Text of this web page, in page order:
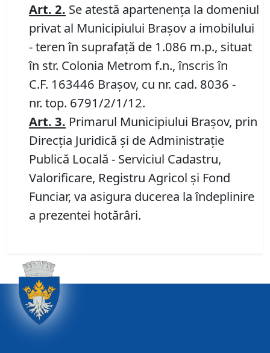
Art. 2. Se atestă apartenența la domeniul
privat al Municipiului Brașov a imobilului
- teren în suprafață de 1.086 m.p., situat
în str. Colonia Metrom f.n., înscris în
C.F. 163446 Brașov, cu nr. cad. 8036 -
nr. top. 6791/2/1/12.
Art. 3. Primarul Municipiului Brașov, prin
Direcția Juridică și de Administrație
Publică Locală - Serviciul Cadastru,
Valorificare, Registru Agricol și Fond
Funciar, va asigura ducerea la îndeplinire
a prezentei hotărâri.